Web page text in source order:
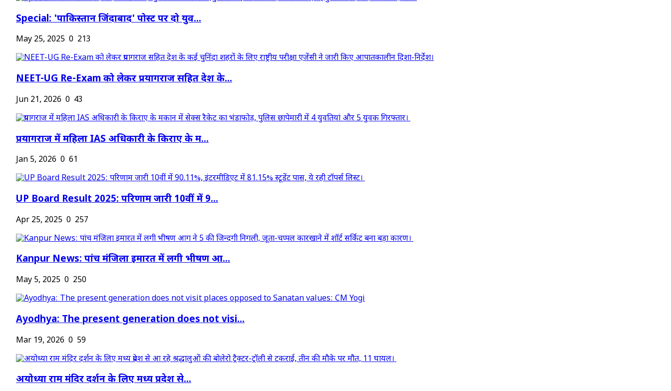
Special: 'पाकिस्तान जिंदाबाद' पोस्ट पर दो युव...
May 25, 2025 0 213
NEET-UG Re-Exam को लेकर प्रयागराज सहित देश के...
Jun 21, 2026 0 43
प्रयागराज में महिला IAS अधिकारी के किराए के म...
Jan 5, 2026 0 61
UP Board Result 2025: परिणाम जारी 10वीं में 9...
Apr 25, 2025 0 257
Kanpur News: पांच मंजिला इमारत में लगी भीषण आ...
May 5, 2025 0 250
Ayodhya: The present generation does not visi...
Mar 19, 2026 0 59
अयोध्या राम मंदिर दर्शन के लिए मध्य प्रदेश से...